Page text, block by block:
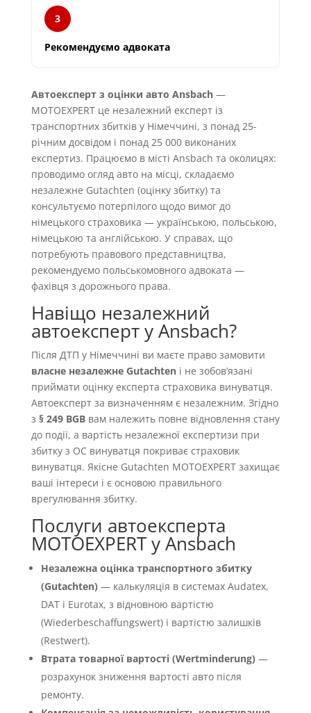
3
Рекомендуємо адвоката
Автоексперт з оцінки авто Ansbach—
MOTOEXPERT це незалежний експерт із
транспортних збитків у Німеччині, з понад 25-
річним досвідом і понад 25 000 виконаних
експертиз. Працюємо в місті Ansbach та околицях:
проводимо огляд авто на місці, складаємо
незалежне Gutachten (оцінку збитку) та
консультуємо потерпілого щодо вимог до
німецького страховика — українською, польською,
німецькою та англійською. У справах, що
потребують правового представництва,
рекомендуємо польськомовного адвоката —
фахівця з дорожнього права.
Навіщо незалежний
автоексперт у Ansbach?
Після ДТП у Німеччині ви маєте право замовити
власне незалежне Gutachtenі не зобовʼязані
приймати оцінку експерта страховика винуватця.
Автоексперт за визначенням є незалежним. Згідно
з § 249 BGBвам належить повне відновлення стану
до події, а вартість незалежної експертизи при
збитку з OC винуватця покриває страховик
винуватця. Якісне Gutachten MOTOEXPERT захищає
ваші інтереси і є основою правильного
врегулювання збитку.
Послуги автоексперта
MOTOEXPERT у Ansbach
Незалежна оцінка транспортного збитку
(Gutachten) — калькуляція в системах Audatex,
DAT і Eurotax, з відновною вартістю
(Wiederbeschaffungswert) і вартістю залишків
(Restwert).
Втрата товарної вартості (Wertminderung) —
розрахунок зниження вартості авто після
ремонту.